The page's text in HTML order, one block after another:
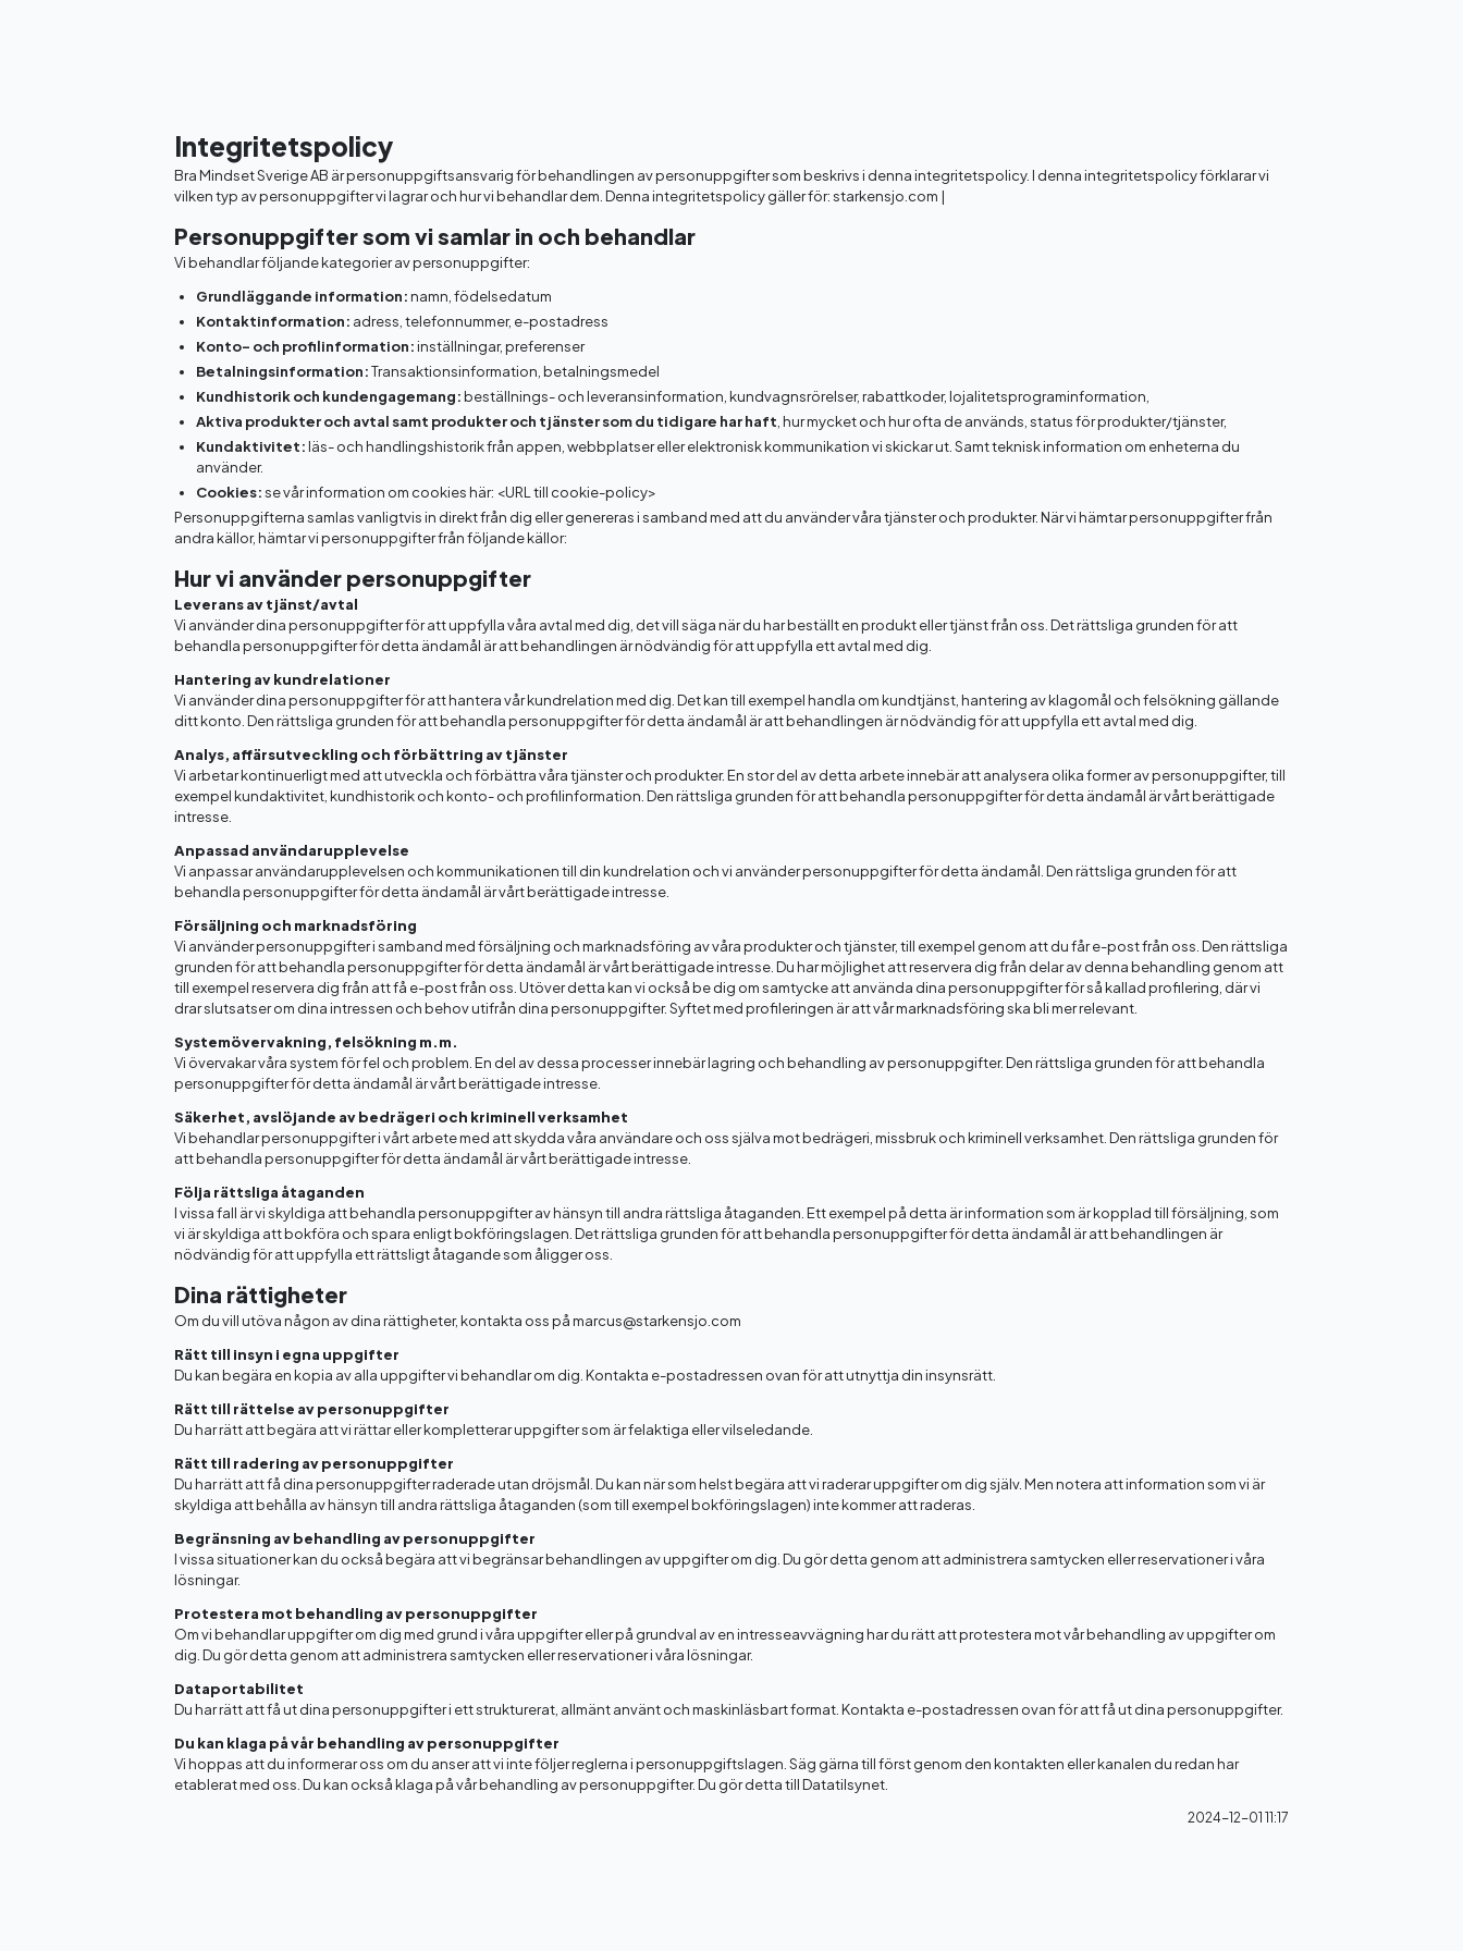
Integritetspolicy
Bra Mindset Sverige AB är personuppgiftsansvarig för behandlingen av personuppgifter som beskrivs i denna integritetspolicy. I denna integritetspolicy förklarar vi
vilken typ av personuppgifter vi lagrar och hur vi behandlar dem. Denna integritetspolicy gäller för: starkensjo.com |
Personuppgifter som vi samlar in och behandlar
Vi behandlar följande kategorier av personuppgifter:
Grundläggande information:namn, födelsedatum
Kontaktinformation: adress, telefonnummer, e-postadress
Konto- och profilinformation:inställningar, preferenser
Betalningsinformation:Transaktionsinformation, betalningsmedel
Kundhistorik och kundengagemang:beställnings- och leveransinformation, kundvagnsrörelser, rabattkoder, lojalitetsprograminformation,
Aktiva produkter och avtal samt produkter och tjänster som du tidigare har haft , hur mycket och hur ofta de används, status för produkter/tjänster,
Kundaktivitet:läs- och handlingshistorik från appen, webbplatser eller elektronisk kommunikation vi skickar ut. Samt teknisk information om enheterna du
använder.
Cookies:se vår information om cookies här: <URL till cookie-policy>
Personuppgifterna samlas vanligtvis in direkt från dig eller genereras i samband med att du använder våra tjänster och produkter. När vi hämtar personuppgifter från
andra källor, hämtar vi personuppgifter från följande källor:
Hur vi använder personuppgifter
Leverans av tjänst/avtal
Vi använder dina personuppgifter för att uppfylla våra avtal med dig, det vill säga när du har beställt en produkt eller tjänst från oss. Det rättsliga grunden för att
behandla personuppgifter för detta ändamål är att behandlingen är nödvändig för att uppfylla ett avtal med dig.
Hantering av kundrelationer
Vi använder dina personuppgifter för att hantera vår kundrelation med dig. Det kan till exempel handla om kundtjänst, hantering av klagomål och felsökning gällande
ditt konto. Den rättsliga grunden för att behandla personuppgifter för detta ändamål är att behandlingen är nödvändig för att uppfylla ett avtal med dig.
Analys, affärsutveckling och förbättring av tjänster
Vi arbetar kontinuerligt med att utveckla och förbättra våra tjänster och produkter. En stor del av detta arbete innebär att analysera olika former av personuppgifter, till
exempel kundaktivitet, kundhistorik och konto- och profilinformation. Den rättsliga grunden för att behandla personuppgifter för detta ändamål är vårt berättigade
intresse.
Anpassad användarupplevelse
Vi anpassar användarupplevelsen och kommunikationen till din kundrelation och vi använder personuppgifter för detta ändamål. Den rättsliga grunden för att
behandla personuppgifter för detta ändamål är vårt berättigade intresse.
Försäljning och marknadsföring
Vi använder personuppgifter i samband med försäljning och marknadsföring av våra produkter och tjänster, till exempel genom att du får e-post från oss. Den rättsliga
grunden för att behandla personuppgifter för detta ändamål är vårt berättigade intresse. Du har möjlighet att reservera dig från delar av denna behandling genom att
till exempel reservera dig från att få e-post från oss. Utöver detta kan vi också be dig om samtycke att använda dina personuppgifter för så kallad profilering, där vi
drar slutsatser om dina intressen och behov utifrån dina personuppgifter. Syftet med profileringen är att vår marknadsföring ska bli mer relevant.
Systemövervakning, felsökning m.m.
Vi övervakar våra system för fel och problem. En del av dessa processer innebär lagring och behandling av personuppgifter. Den rättsliga grunden för att behandla
personuppgifter för detta ändamål är vårt berättigade intresse.
Säkerhet, avslöjande av bedrägeri och kriminell verksamhet
Vi behandlar personuppgifter i vårt arbete med att skydda våra användare och oss själva mot bedrägeri, missbruk och kriminell verksamhet. Den rättsliga grunden för
att behandla personuppgifter för detta ändamål är vårt berättigade intresse.
Följa rättsliga åtaganden
I vissa fall är vi skyldiga att behandla personuppgifter av hänsyn till andra rättsliga åtaganden. Ett exempel på detta är information som är kopplad till försäljning, som
vi är skyldiga att bokföra och spara enligt bokföringslagen. Det rättsliga grunden för att behandla personuppgifter för detta ändamål är att behandlingen är
nödvändig för att uppfylla ett rättsligt åtagande som åligger oss.
Dina rättigheter
Om du vill utöva någon av dina rättigheter, kontakta oss på marcus@starkensjo.com
Rätt till insyn i egna uppgifter
Du kan begära en kopia av alla uppgifter vi behandlar om dig. Kontakta e-postadressen ovan för att utnyttja din insynsrätt.
Rätt till rättelse av personuppgifter
Du har rätt att begära att vi rättar eller kompletterar uppgifter som är felaktiga eller vilseledande.
Rätt till radering av personuppgifter
Du har rätt att få dina personuppgifter raderade utan dröjsmål. Du kan när som helst begära att vi raderar uppgifter om dig själv. Men notera att information som vi är
skyldiga att behålla av hänsyn till andra rättsliga åtaganden (som till exempel bokföringslagen) inte kommer att raderas.
Begränsning av behandling av personuppgifter
I vissa situationer kan du också begära att vi begränsar behandlingen av uppgifter om dig. Du gör detta genom att administrera samtycken eller reservationer i våra
lösningar.
Protestera mot behandling av personuppgifter
Om vi behandlar uppgifter om dig med grund i våra uppgifter eller på grundval av en intresseavvägning har du rätt att protestera mot vår behandling av uppgifter om
dig. Du gör detta genom att administrera samtycken eller reservationer i våra lösningar.
Dataportabilitet
Du har rätt att få ut dina personuppgifter i ett strukturerat, allmänt använt och maskinläsbart format. Kontakta e-postadressen ovan för att få ut dina personuppgifter.
Du kan klaga på vår behandling av personuppgifter
Vi hoppas att du informerar oss om du anser att vi inte följer reglerna i personuppgiftslagen. Säg gärna till först genom den kontakten eller kanalen du redan har
etablerat med oss. Du kan också klaga på vår behandling av personuppgifter. Du gör detta till Datatilsynet.
2024-12-01 11:17